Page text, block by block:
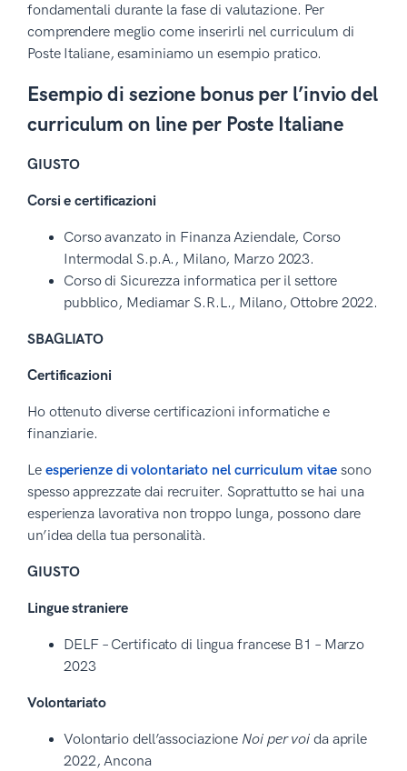
fondamentali durante la fase di valutazione. Per
comprendere meglio come inserirli nel curriculum di
Poste Italiane, esaminiamo un esempio pratico.
Esempio di sezione bonus per l’invio del
curriculum on line per Poste Italiane
GIUSTO
Corsi e certificazioni
Corso avanzato in Finanza Aziendale, Corso
Intermodal S.p.A., Milano, Marzo 2023.
Corso di Sicurezza informatica per il settore
pubblico, Mediamar S.R.L., Milano, Ottobre 2022.
SBAGLIATO
Certificazioni
Ho ottenuto diverse certificazioni informatiche e
finanziarie.
Le esperienze di volontariato nel curriculum vitae sono
spesso apprezzate dai recruiter. Soprattutto se hai una
esperienza lavorativa non troppo lunga, possono dare
un’idea della tua personalità.
GIUSTO
Lingue straniere
DELF – Certificato di lingua francese B1 – Marzo
2023
Volontariato
Volontario dell’associazione Noi per voi da aprile
2022, Ancona